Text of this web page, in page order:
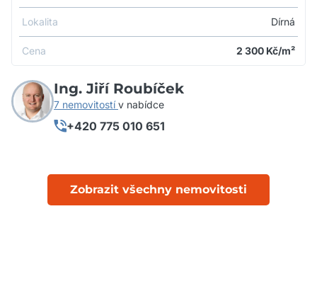
Lokalita Dírná
Cena 2 300 Kč/m²
Ing. Jiří Roubíček
7 nemovitostív nabídce
+420 775 010 651
Zobrazit všechny nemovitosti